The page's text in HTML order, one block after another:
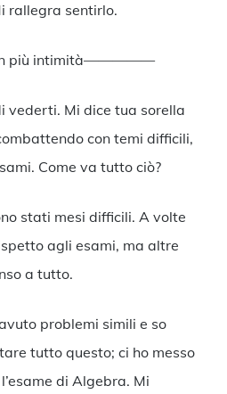
rallegra sentirlo.
più intimità—————
vederti. Mi dice tua sorella
con temi difficili,
Come va tutto ciò?
stati mesi difficili. A volte
agli esami, ma altre
a tutto.
problemi simili e so
tutto questo; ci ho messo
di Algebra. Mi